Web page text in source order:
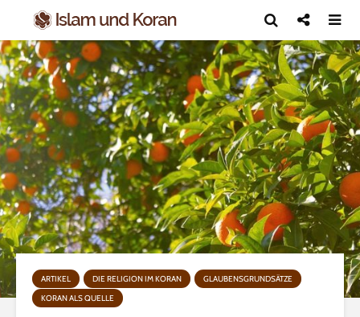
ARTIKEL DIE RELIGION IM KORAN
GLAUBENSGRUNDSÄTZE
KORAN ALS QUELLE